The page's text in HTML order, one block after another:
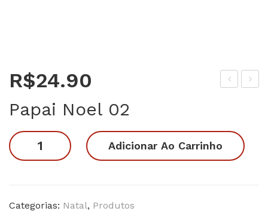
sép
Co
R$24.90
Papai Noel 02
Papai
Noel
Adicionar Ao Carrinho
Categorias: Natal, Produtos